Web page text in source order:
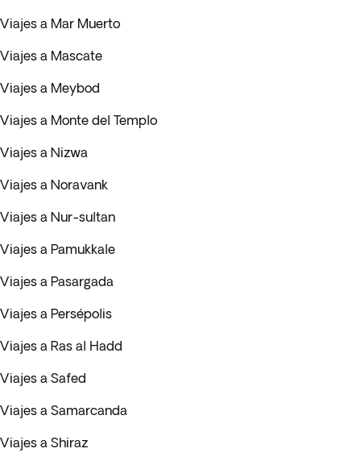
Viajes a Mar Muerto
Viajes a Mascate
Viajes a Meybod
Viajes a Monte del Templo
Viajes a Nizwa
Viajes a Noravank
Viajes a Nur-sultan
Viajes a Pamukkale
Viajes a Pasargada
Viajes a Persépolis
Viajes a Ras al Hadd
Viajes a Safed
Viajes a Samarcanda
Viajes a Shiraz